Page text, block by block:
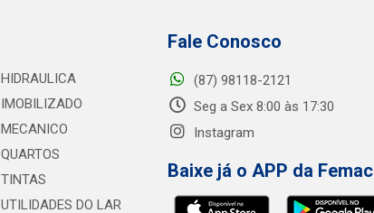
HIDRAULICA
IMOBILIZADO
MECANICO
QUARTOS
TINTAS
UTILIDADES DO LAR
Fale Conosco
(87) 98118-2121
Seg a Sex 8:00 às 17:30
Instagram
Baixe já o APP da Femac